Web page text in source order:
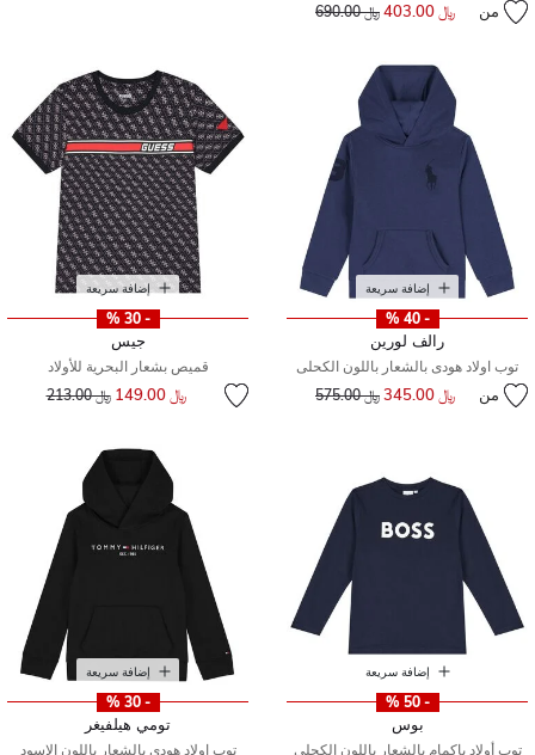
من ﷼ 403.00 سعر مخفض من﷼ 690.00
إضافة سريعة
- 40 %
رالف لورين
توب اولاد هودى بالشعار باللون الكحلى
من ﷼ 345.00 سعر مخفض من﷼ 575.00
إضافة سريعة
- 30 %
جيس
قميص بشعار البحرية للأولاد
﷼ 149.00 سعر مخفض من
﷼ 213.00 إلى
إضافة سريعة
- 50 %
بوس
توب أولاد باكمام بالشعار باللون الكحلي
إضافة سريعة
- 30 %
تومي هيلفيغر
توب اولاد هودى بالشعار باللون الاسود